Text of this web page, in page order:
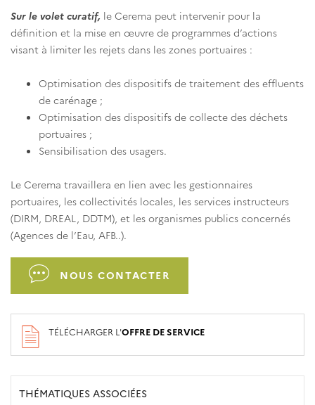
Sur le volet curatif, le Cerema peut intervenir pour la
définition et la mise en œuvre de programmes d’actions
visant à limiter les rejets dans les zones portuaires :
Optimisation des dispositifs de traitement des effluents
de carénage ;
Optimisation des dispositifs de collecte des déchets
portuaires ;
Sensibilisation des usagers.
Le Cerema travaillera en lien avec les gestionnaires
portuaires, les collectivités locales, les services instructeurs
(DIRM, DREAL, DDTM), et les organismes publics concernés
(Agences de l’Eau, AFB..).
NOUS CONTACTER
TÉLÉCHARGER L'OFFRE DE SERVICE
THÉMATIQUES ASSOCIÉES